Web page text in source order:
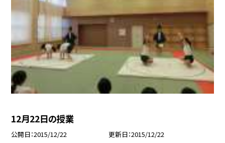
12月22日の授業
公開日 2015/12/22 更新日 2015/12/22